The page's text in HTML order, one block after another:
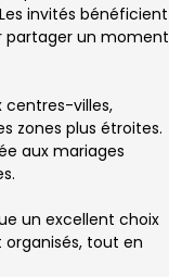
invités bénéficient
partager un moment
centres-villes,
zones plus étroites.
aux mariages
un excellent choix
tout en